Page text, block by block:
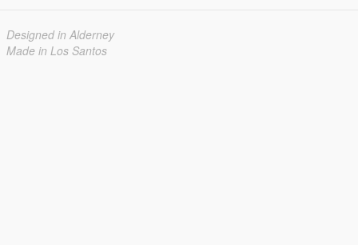
Designed in Alderney
Made in Los Santos